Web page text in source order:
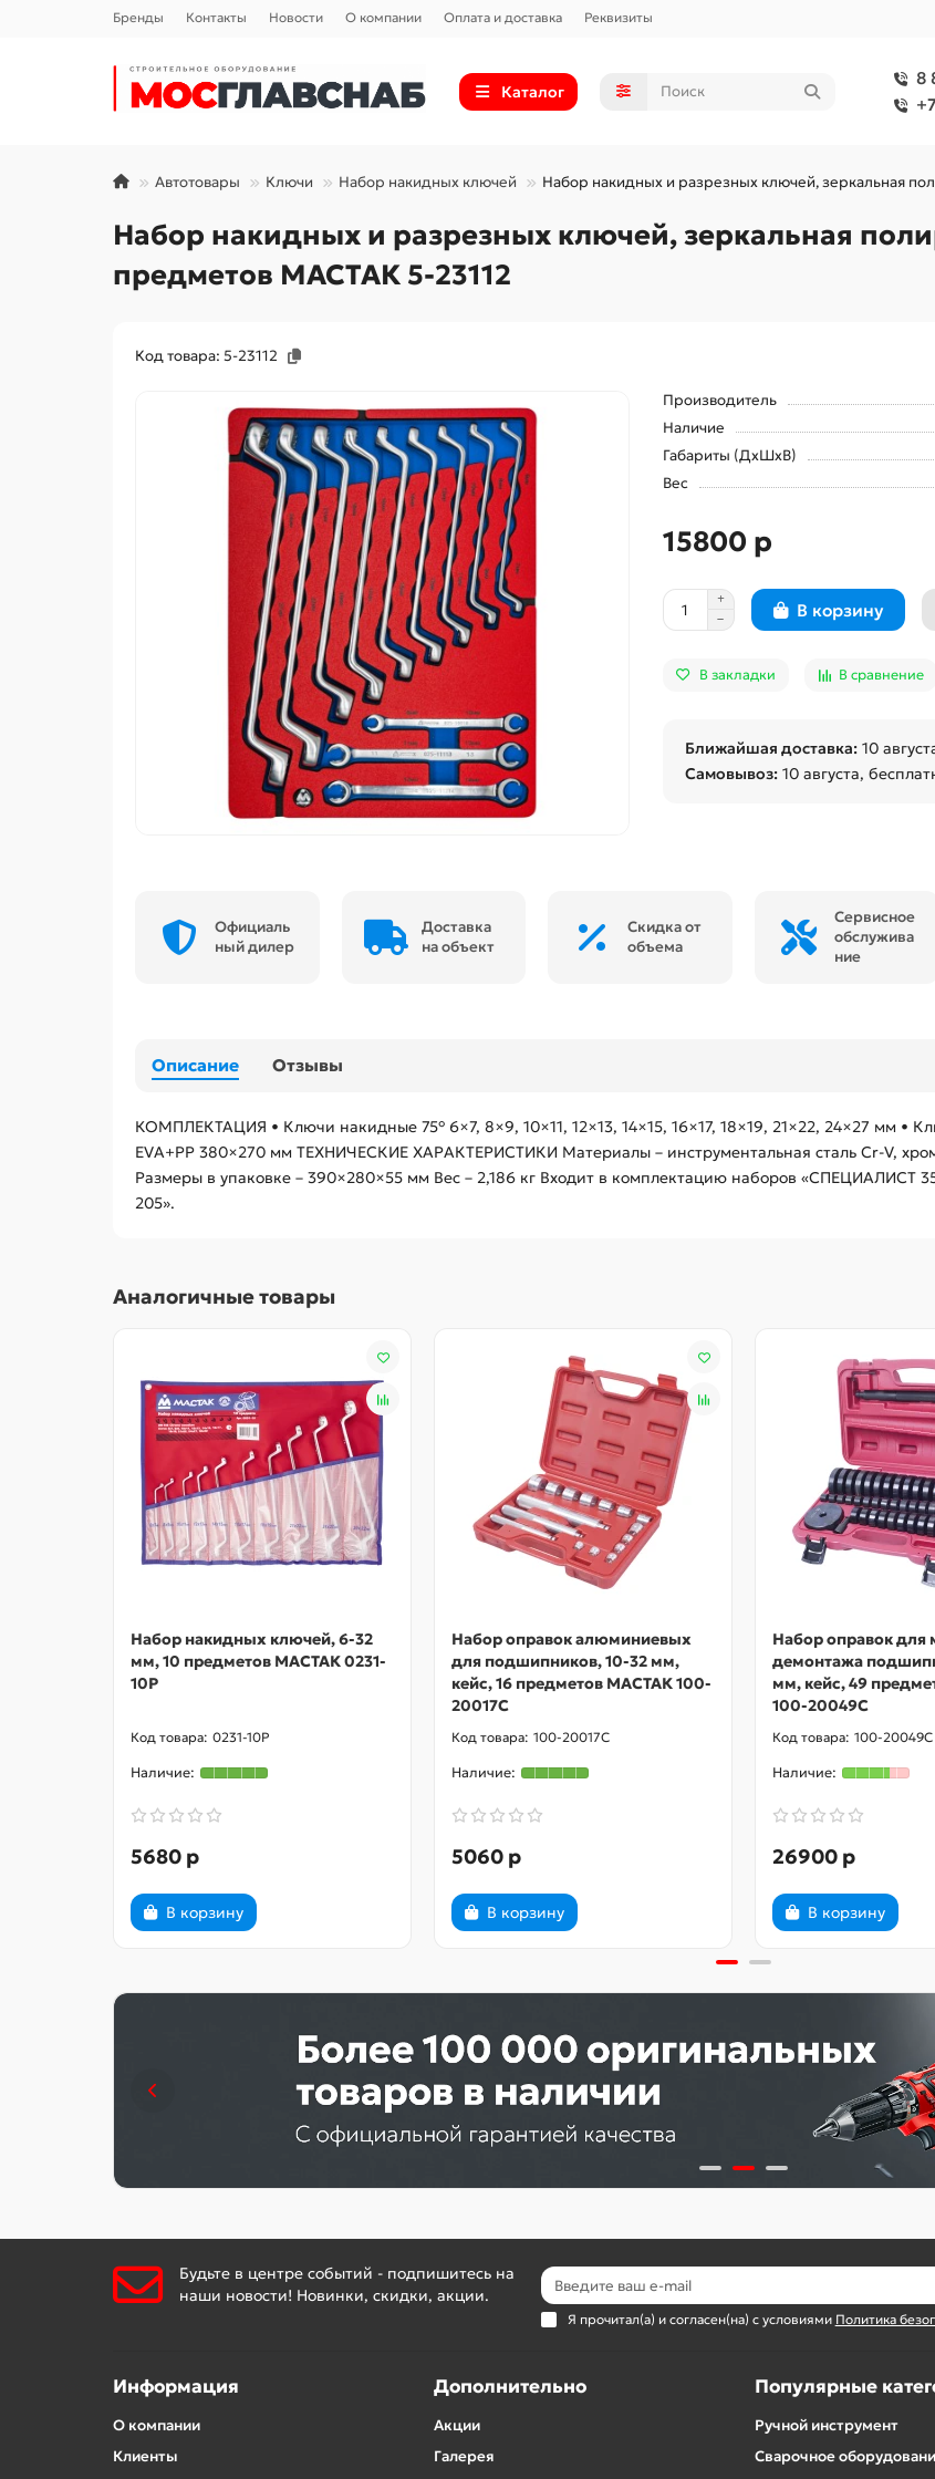
Бренды Контакты Новости О компании Оплата и доставка Реквизиты
Каталог
8
Автотовары Ключи Набор накидных ключей Набор накидных и разрезных ключей, зеркальная
Набор накидных и разрезных ключей, зеркальная
предметов МАСТАК 5-23112
Код товара: 5-23112
Производитель
Наличие
Габариты (ДхШхВ)
Вес
15800 р
В корзину
В закладки В сравнение
Ближайшая доставка: 10
Самовывоз: 10 августа,
Официаль
ный дилер
Доставка
на объект
Скидка от
объема
Сервисное
обслужива
ние
Описание Отзывы
КОМПЛЕКТАЦИЯ • Ключи накидные 75° 6×7, 8×9, 10×11, 12×13, 14×15, 16×17, 18×19, 21×22, 24×27 мм •
EVA+PP 380×270 мм ТЕХНИЧЕСКИЕ ХАРАКТЕРИСТИКИ Материалы – инструментальная сталь Cr-V,
Размеры в упаковке – 390×280×55 мм Вес – 2,186 кг Входит в комплектацию наборов
205».
Аналогичные товары
Набор накидных ключей, 6-32
мм, 10 предметов МАСТАК 0231-
10P
0231-10P
5680 р
В корзину
Набор оправок алюминиевых
для подшипников, 10-32 мм,
кейс, 16 предметов МАСТАК 100-
20017C
100-20017C
5060 р
В корзину
Набор оправок для
демонтажа
мм, кейс, 49
100-20049C
100-20049C
26900 р
В корзину
Будьте в центре событий - подпишитесь на
наши новости! Новинки, скидки, акции.
Я прочитал(а) и согласен(на) с условиями Политика
Информация
О компании
Клиенты
Дополнительно
Акции
Галерея
Популярные
Ручной инструмент
Сварочное